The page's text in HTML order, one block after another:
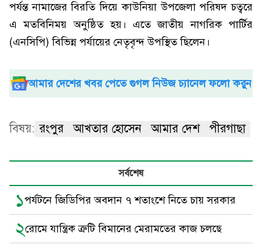
পর্যন্ত নামাজের বিরতি দিয়ে কাউনিয়া উপজেলা পরিষদ চত্বরে
এ মতবিনিময় অনুষ্ঠিত হয়। এতে জাতীয় নাগরিক পার্টির
(এনসিপি) বিভিন্ন পর্যায়ের নেতৃবৃন্দ উপস্থিত ছিলেন।
আমার দেশের খবর পেতে গুগল নিউজ চ্যানেল ফলো করুন
বিষয়: রংপুর আখতার হোসেন আমার দেশ পীরগাছা
সর্বশেষ
১পর্যটনে জিডিপির অবদান ৭ শতাংশে নিতে চায় সরকার
২রোমে যান্ত্রিক ত্রুটি বিমানের মেরামতের কাজ চলছে